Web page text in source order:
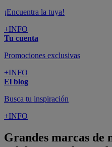
¡Encuentra la tuya!
+INFO
Tu cuenta
Promociones exclusivas
+INFO
El blog
Busca tu inspiración
+INFO
Grandes marcas de